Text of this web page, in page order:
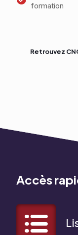
formation
Retrouvez
Accès